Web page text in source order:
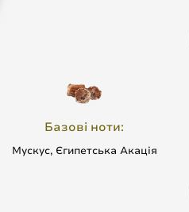
Базові ноти:
Мускус, Єгипетська Акація